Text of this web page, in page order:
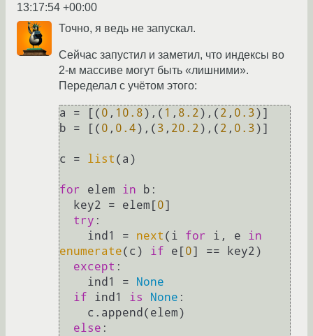
13:17:54 +00:00
Точно, я ведь не запускал.
Сейчас запустил и заметил, что индексы во
2-м массиве могут быть «лишними».
Переделал с учётом этого:
a = [( 0 , 10.8),( 1 , 8.2),( 2 , 0.3)]
b = [( 0 , 0.4),( 3 , 20.2),( 2 , 0.3)]
c = list (a)
for elem in b:
  key2 = elem[
0]
try :
    ind1 =
next (i for i, e in
enumerate(c) if e[0] == key2)
except :
    ind1 =
None
if ind1 is None :
else :